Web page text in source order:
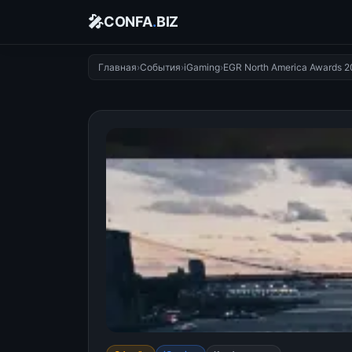
🎤CONFA.BIZ
Главная›События›iGaming›EGR North America Awards